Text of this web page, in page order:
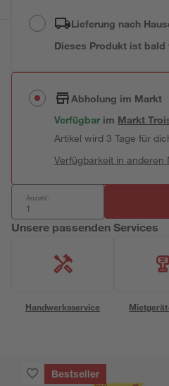
Lieferung nach
Dieses Produkt ist bald
Abholung im Markt
Verfügbar im Markt
Artikel wird 3 Tage für
Verfügbarkeit in anderen
Anzahl:
Unsere passenden Services
Handwerksservice
Bestseller